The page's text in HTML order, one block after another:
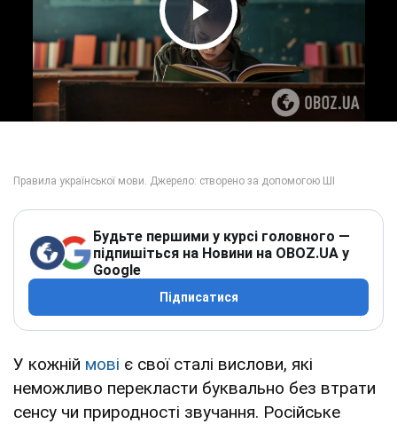
Play Video
Будьте першими у курсі головного —
підпишіться на Новини на OBOZ.UA у
Google
Підписатися
У кожній мові є свої сталі вислови, які
неможливо перекласти буквально без втрати
сенсу чи природності звучання. Російське